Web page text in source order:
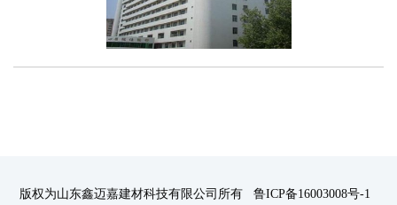
版权为山东鑫迈嘉建材科技有限公司所有 鲁ICP备16003008号-1